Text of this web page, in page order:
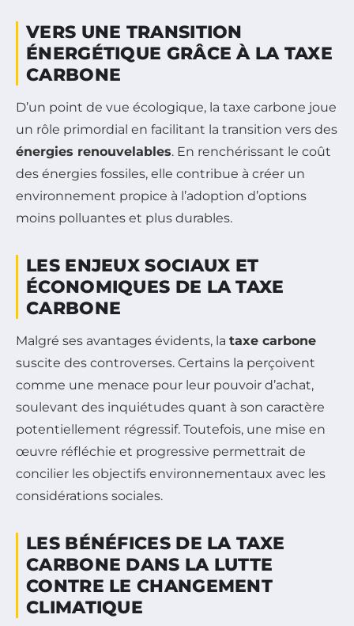
VERS UNE TRANSITION
ÉNERGÉTIQUE GRÂCE À LA TAXE
CARBONE
D’un point de vue écologique, la taxe carbone joue
un rôle primordial en facilitant la transition vers des
énergies renouvelables. En renchérissant le coût
des énergies fossiles, elle contribue à créer un
environnement propice à l’adoption d’options
moins polluantes et plus durables.
LES ENJEUX SOCIAUX ET
ÉCONOMIQUES DE LA TAXE
CARBONE
Malgré ses avantages évidents, la taxe carbone
suscite des controverses. Certains la perçoivent
comme une menace pour leur pouvoir d’achat,
soulevant des inquiétudes quant à son caractère
potentiellement régressif. Toutefois, une mise en
œuvre réfléchie et progressive permettrait de
concilier les objectifs environnementaux avec les
considérations sociales.
LES BÉNÉFICES DE LA TAXE
CARBONE DANS LA LUTTE
CONTRE LE CHANGEMENT
CLIMATIQUE